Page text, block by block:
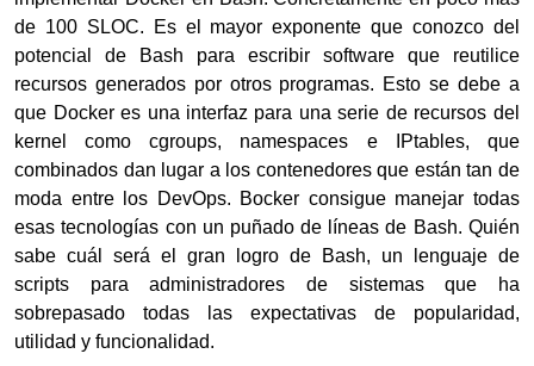
de 100 SLOC. Es el mayor exponente que conozco del
potencial de Bash para escribir software que reutilice
recursos generados por otros programas. Esto se debe a
que Docker es una interfaz para una serie de recursos del
kernel como cgroups, namespaces e IPtables, que
combinados dan lugar a los contenedores que están tan de
moda entre los DevOps. Bocker consigue manejar todas
esas tecnologías con un puñado de líneas de Bash. Quién
sabe cuál será el gran logro de Bash, un lenguaje de
scripts para administradores de sistemas que ha
sobrepasado todas las expectativas de popularidad,
utilidad y funcionalidad.